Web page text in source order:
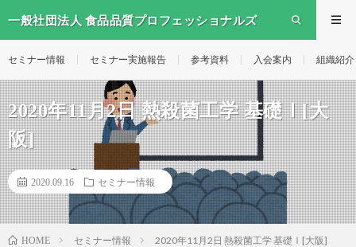
一般社団法人 食品品質プロフェッショナルズ
セミナー情報 セミナー実施報告 参考資料 入会案内 組織紹介
2020年11月2日 熱殺菌工学 基礎Ⅰ[大
阪]
2020.09.16 セミナー情報
HOME セミナー情報 2020年11月2日 熱殺菌工学 基礎Ⅰ[大阪]